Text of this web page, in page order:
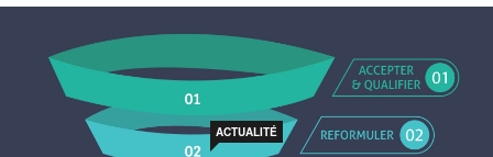
ACTUALITÉ